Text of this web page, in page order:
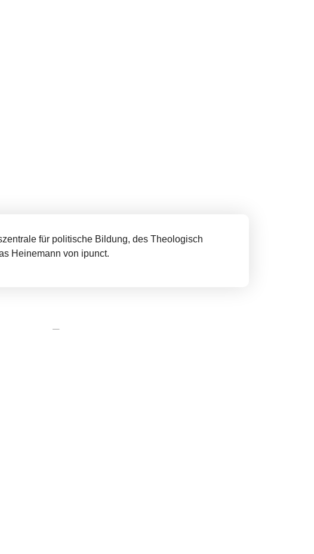
für politische Bildung, des Theologisch
Heinemann von ipunct.